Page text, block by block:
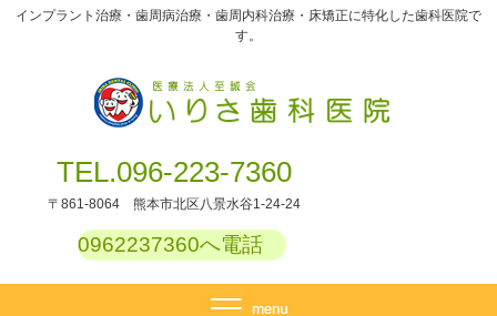
インプラント治療・歯周病治療・歯周内科治療・床矯正に特化した歯科医院で
す。
TEL.096-223-7360
〒861-8064 熊本市北区八景水谷1-24-24
0962237360へ電話